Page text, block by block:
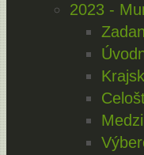
2023 -